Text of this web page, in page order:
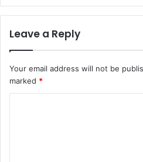
Leave a Reply
Your email address will not be
marked *